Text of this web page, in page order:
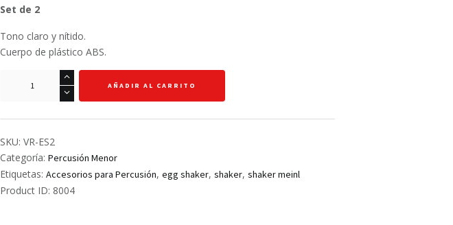
Set de 2
Tono claro y nítido.
Cuerpo de plástico ABS.
-
Rojo/Naranja
cantidad
AÑADIR AL CARRITO
SKU: VR-ES2
Categoría: Percusión Menor
Etiquetas: Accesorios para Percusión, egg shaker, shaker, shaker meinl
Product ID: 8004